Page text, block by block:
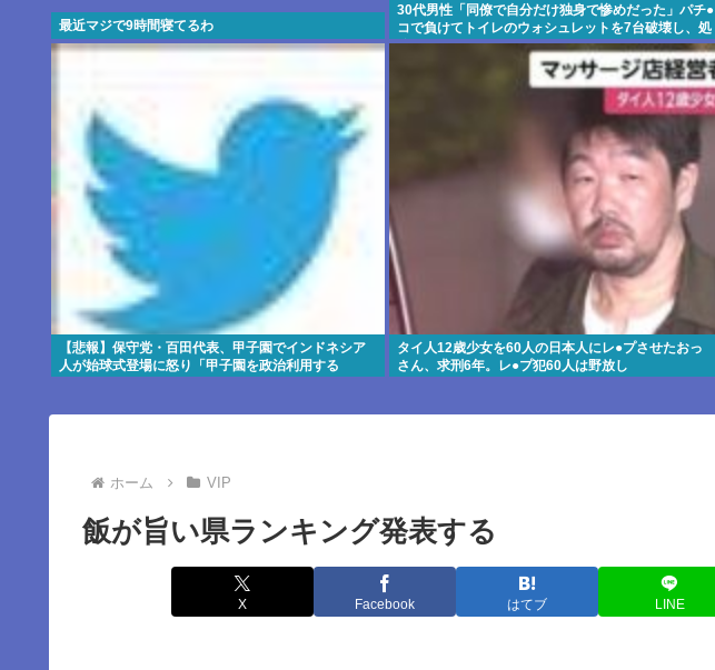
最近マジで9時間寝てるわ
30代男性「同僚で自分だけ独身で惨めだった」パチ●
コで負けてトイレのウォシュレットを7台破壊し、処
分
【悲報】保守党・百田代表、甲子園でインドネシア
人が始球式登場に怒り「甲子園を政治利用する
タイ人12歳少女を60人の日本人にレ●プさせたおっ
さん、求刑6年。レ●プ犯60人は野放し
ホーム VIP
飯が旨い県ランキング発表する
X Facebook はてブ LINE